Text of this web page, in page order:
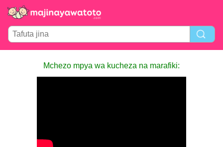
Mchezo mpya wa kucheza na marafiki: